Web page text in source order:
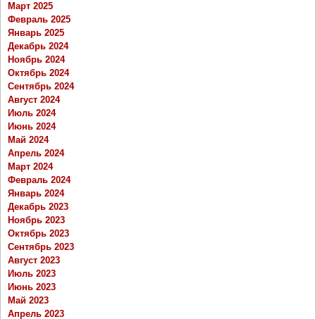
Март 2025
Февраль 2025
Январь 2025
Декабрь 2024
Ноябрь 2024
Октябрь 2024
Сентябрь 2024
Август 2024
Июль 2024
Июнь 2024
Май 2024
Апрель 2024
Март 2024
Февраль 2024
Январь 2024
Декабрь 2023
Ноябрь 2023
Октябрь 2023
Сентябрь 2023
Август 2023
Июль 2023
Июнь 2023
Май 2023
Апрель 2023